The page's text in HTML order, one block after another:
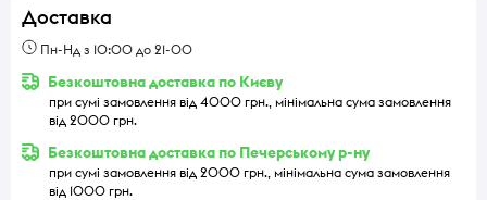
Доставка
Пн-Нд з 10:00 до 21-00
Безкоштовна доставка по Києву
при сумі замовлення від 4000 грн., мінімальна сума замовлення
від 2000 грн.
Безкоштовна доставка по Печерському р-ну
при сумі замовлення від 2000 грн., мінімальна сума замовлення
від 1000 грн.